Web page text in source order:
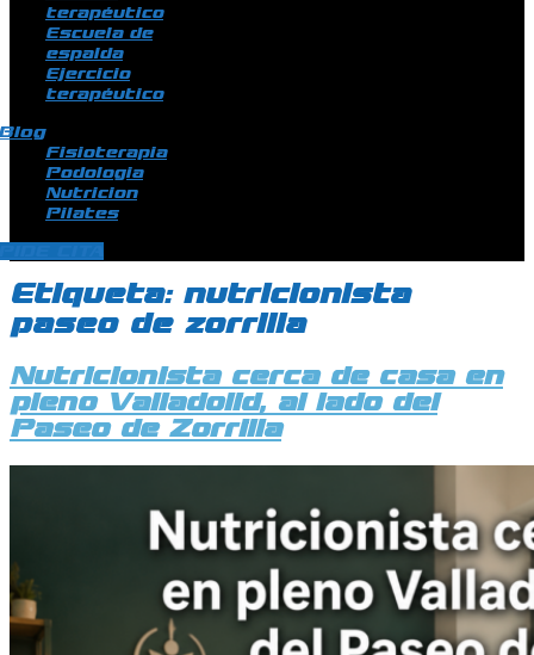
terapéutico
Escuela de
espalda
Ejercicio
terapéutico
Fisioterapia
Podologia
Nutricion
Pilates
Etiqueta: nutricionista
paseo de zorrilla
Nutricionista cerca de casa en
pleno Valladolid, al lado del
Paseo de Zorrilla